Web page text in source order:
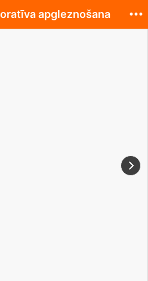
apgleznošana